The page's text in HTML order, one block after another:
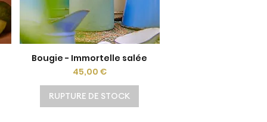
Aperçu rapide
Bougie - Immortelle salée
Prix
45,00 €
RUPTURE DE STOCK